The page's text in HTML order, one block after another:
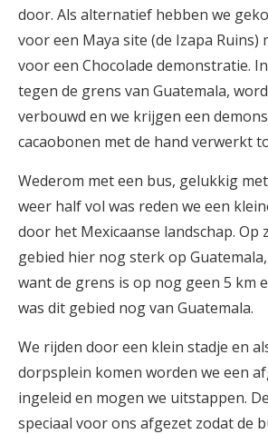
door. Als alternatief hebben we
voor een Maya site (de Izapa Ruins)
voor een Chocolade demonstratie.
tegen de grens van Guatemala,
verbouwd en we krijgen een
cacaobonen met de hand verwerkt
Wederom met een bus, gelukkig
weer half vol was reden we een
door het Mexicaanse landschap. Op
gebied hier nog sterk op
want de grens is op nog geen 5 km
was dit gebied nog van Guatemala.
We rijden door een klein stadje en
dorpsplein komen worden we een
ingeleid en mogen we uitstappen.
speciaal voor ons afgezet zodat de